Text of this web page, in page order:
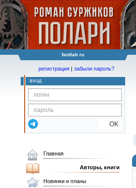
fantlab ru
регистрация | забыли пароль?
вход
OK
Главная
Авторы, книги
Новинки и планы